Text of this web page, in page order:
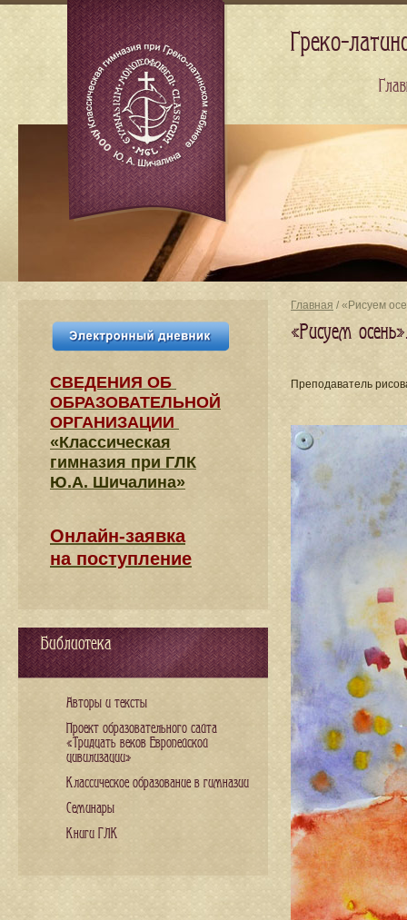
Главная / «Рисуем
«Рисуем
Преподаватель
СВЕДЕНИЯ​ ОБ
ОБРАЗОВАТЕЛЬНОЙ
ОРГАНИЗАЦИИ
«Классическая
гимназия при ГЛК
Ю.А. Шичалина»
Онлайн-заявка
на поступление
Библиотека
Авторы и тексты
Проект образовательного сайта
«Тридцать веков Европейской
цивилизации»
Классическое образование в гимназии
Семинары
Книги ГЛК
Греко-